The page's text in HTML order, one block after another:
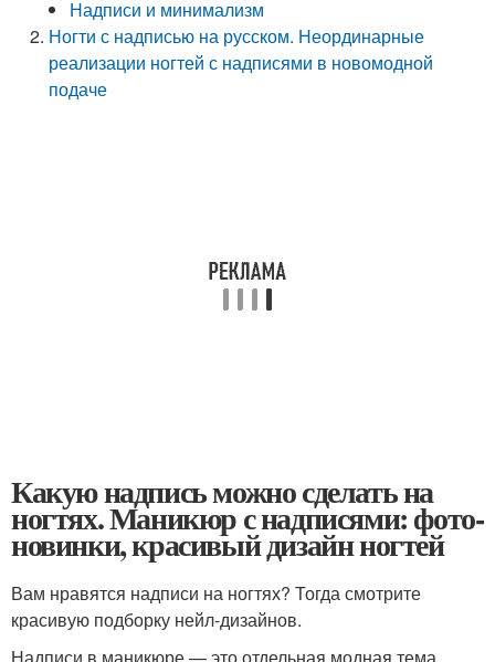
Надписи и минимализм
Ногти с надписью на русском. Неординарные
реализации ногтей с надписями в новомодной
подаче
Какую надпись можно сделать на
ногтях. Маникюр с надписями: фото-
новинки, красивый дизайн ногтей
Вам нравятся надписи на ногтях? Тогда смотрите
красивую подборку нейл-дизайнов.